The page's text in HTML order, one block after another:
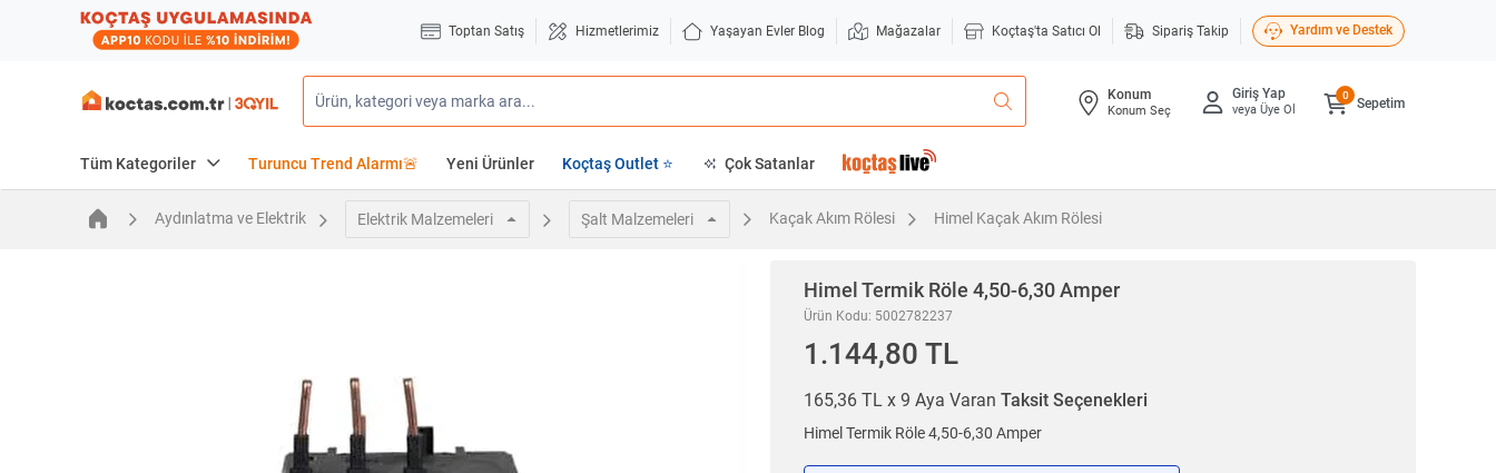
Toptan Satış Hizmetlerimiz Yaşayan Evler Blog Mağazalar Koçtaş'ta Satıcı Ol Sipariş Takip Yardım ve Destek
Konum
Konum Seç
Giriş Yap
veya Üye Ol Sepetim
0
Tüm Kategoriler Turuncu Trend Alarmı🚨 Yeni Ürünler Koçtaş Outlet ⭐ Çok Satanlar
Aydınlatma ve Elektrik Elektrik Malzemeleri Şalt Malzemeleri Kaçak Akım Rölesi Himel Kaçak Akım Rölesi
Himel Termik Röle 4,50-6,30 Amper
Ürün Kodu: 5002782237
1.144,80 TL
165,36 TL x 9 Aya Varan Taksit Seçenekleri
Himel Termik Röle 4,50-6,30 Amper